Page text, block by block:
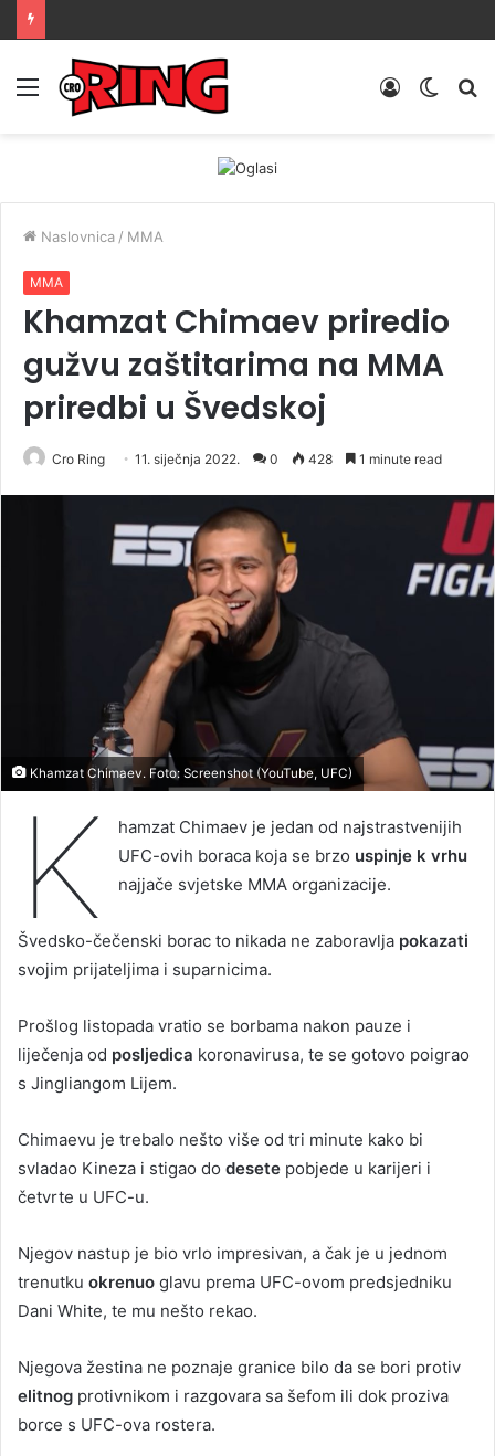
Menu
Switch
Prijava
Naslovnica / MMA
MMA
Khamzat Chimaev priredio
gužvu zaštitarima na MMA
priredbi u Švedskoj
Cro Ring 11. siječnja 2022. 0 428 1 minute read
Khamzat Chimaev. Foto: Screenshot (YouTube, UFC)
K
hamzat Chimaev je jedan od najstrastvenijih
UFC-ovih boraca koja se brzo uspinje k vrhu
najjače svjetske MMA organizacije.
Švedsko-čečenski borac to nikada ne zaboravlja pokazati
svojim prijateljima i suparnicima.
Prošlog listopada vratio se borbama nakon pauze i
liječenja od posljedica koronavirusa, te se gotovo poigrao
s Jingliangom Lijem.
Chimaevu je trebalo nešto više od tri minute kako bi
svladao Kineza i stigao do desete pobjede u karijeri i
četvrte u UFC-u.
Njegov nastup je bio vrlo impresivan, a čak je u jednom
trenutku okrenuo glavu prema UFC-ovom predsjedniku
Dani White, te mu nešto rekao.
Njegova žestina ne poznaje granice bilo da se bori protiv
elitnog protivnikom i razgovara sa šefom ili dok proziva
borce s UFC-ova rostera.